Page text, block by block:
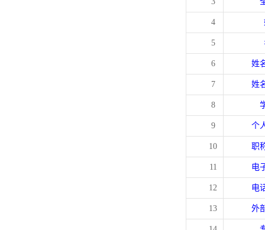
4
5
6 姓
7 姓
8
9 个
10 职
11 电
12 电
13 外